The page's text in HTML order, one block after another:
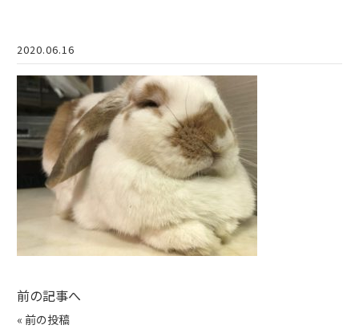
2020.06.16
前の記事へ
« 前の投稿